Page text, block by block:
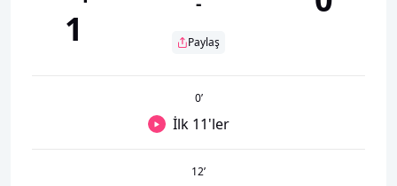
1 Paylaş
0’
İlk 11'ler
12’